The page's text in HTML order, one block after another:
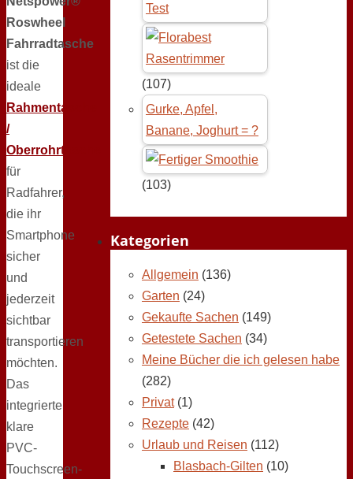
Roswheel
Fahrradtasche
ist die
ideale
Rahmentasche
/
Oberrohrtasche
für
Radfahrer,
die ihr
Smartphone
sicher
und
jederzeit
sichtbar
transportieren
möchten.
Das
integrierte
klare
PVC-
Touchscreen-
Test
(107)
Gurke, Apfel,
Banane, Joghurt = ?
(103)
Kategorien
Allgemein (136)
Garten (24)
Gekaufte Sachen (149)
Getestete Sachen (34)
Meine Bücher die ich gelesen habe
(282)
Privat(1)
Rezepte (42)
Urlaub und Reisen (112)
Blasbach-Gilten (10)